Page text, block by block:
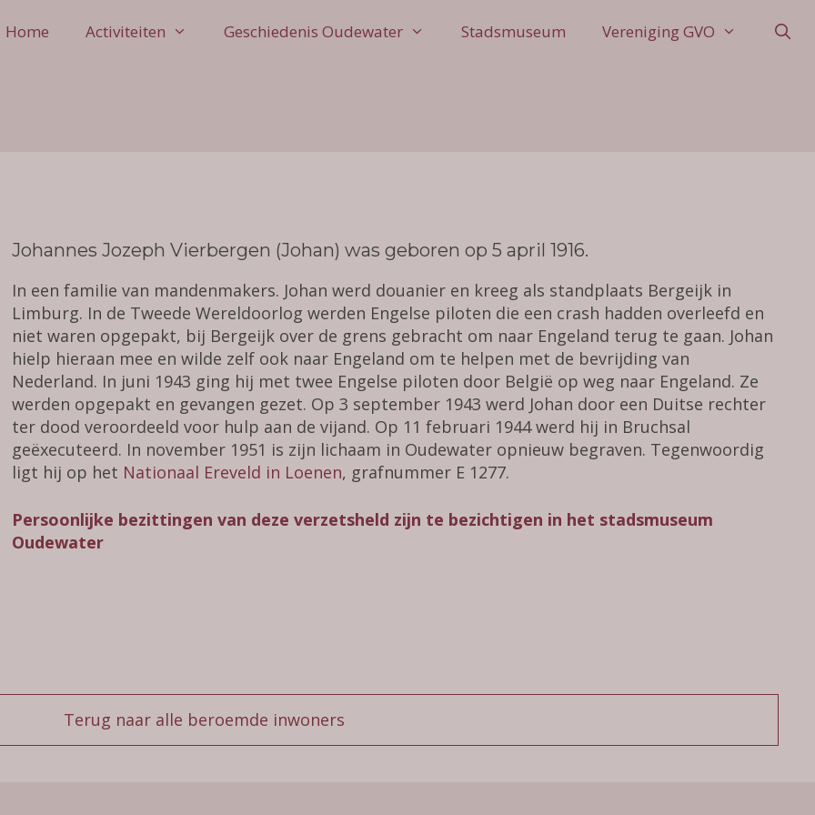
Home Activiteiten Geschiedenis Oudewater Stadsmuseum Vereniging GVO
Johannes Jozeph Vierbergen (Johan) was geboren op 5 april 1916.
In een familie van mandenmakers. Johan werd douanier en kreeg als standplaats Bergeijk in
Limburg. In de Tweede Wereldoorlog werden Engelse piloten die een crash hadden overleefd en
niet waren opgepakt, bij Bergeijk over de grens gebracht om naar Engeland terug te gaan. Johan
hielp hieraan mee en wilde zelf ook naar Engeland om te helpen met de bevrijding van
Nederland. In juni 1943 ging hij met twee Engelse piloten door België op weg naar Engeland. Ze
werden opgepakt en gevangen gezet. Op 3 september 1943 werd Johan door een Duitse rechter
ter dood veroordeeld voor hulp aan de vijand. Op 11 februari 1944 werd hij in Bruchsal
geëxecuteerd. In november 1951 is zijn lichaam in Oudewater opnieuw begraven. Tegenwoordig
ligt hij op het Nationaal Ereveld in Loenen, grafnummer E 1277.
Persoonlijke bezittingen van deze verzetsheld zijn te bezichtigen in het stadsmuseum
Oudewater
Terug naar alle beroemde inwoners